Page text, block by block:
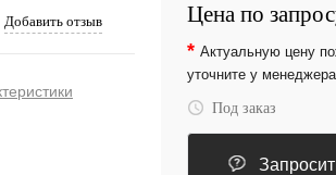
Добавить отзыв Цена по
* Актуальную цену
уточните у менеджера
Под заказ